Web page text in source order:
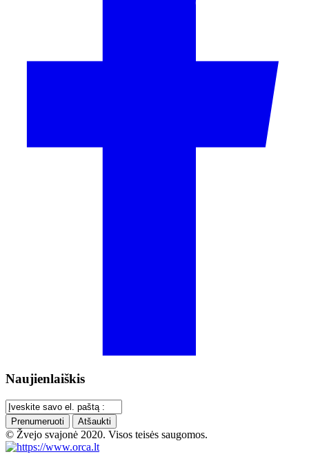
Naujienlaiškis
Prenumeruoti Atšaukti
© Žvejo svajonė 2020. Visos teisės saugomos.